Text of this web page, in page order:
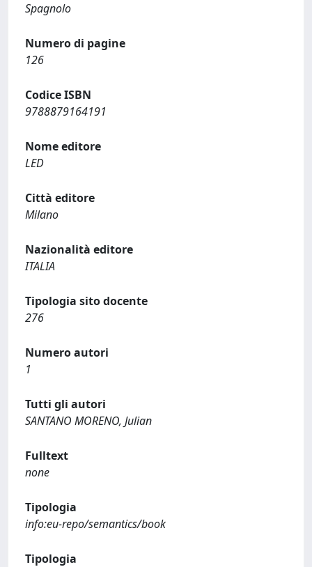
Spagnolo
Numero di pagine
126
Codice ISBN
9788879164191
Nome editore
LED
Città editore
Milano
Nazionalità editore
ITALIA
Tipologia sito docente
276
Numero autori
1
Tutti gli autori
SANTANO MORENO, Julian
Fulltext
none
Tipologia
info:eu-repo/semantics/book
Tipologia